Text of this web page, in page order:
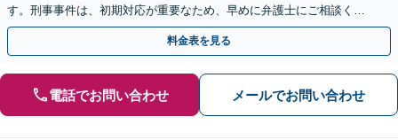
す。刑事事件は、初期対応が重要なため、早めに弁護士にご相談くだ
さい。
料金表を見る
電話でお問い合わせ メールでお問い合わせ